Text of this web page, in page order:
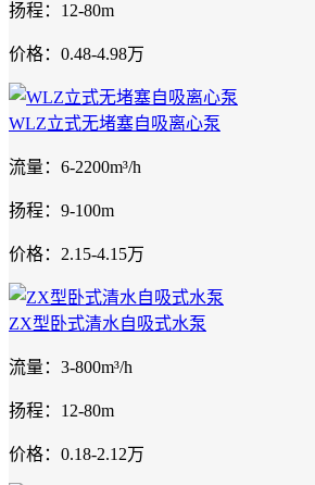
扬程：12-80m
价格：0.48-4.98万
WLZ立式无堵塞自吸离心泵
流量：6-2200m³/h
扬程：9-100m
价格：2.15-4.15万
ZX型卧式清水自吸式水泵
流量：3-800m³/h
扬程：12-80m
价格：0.18-2.12万